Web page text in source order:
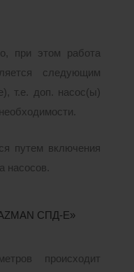
при этом работа
следующим
т.е. доп. насос(ы)
путем включения
насосов.
СПД-Е»
происходит